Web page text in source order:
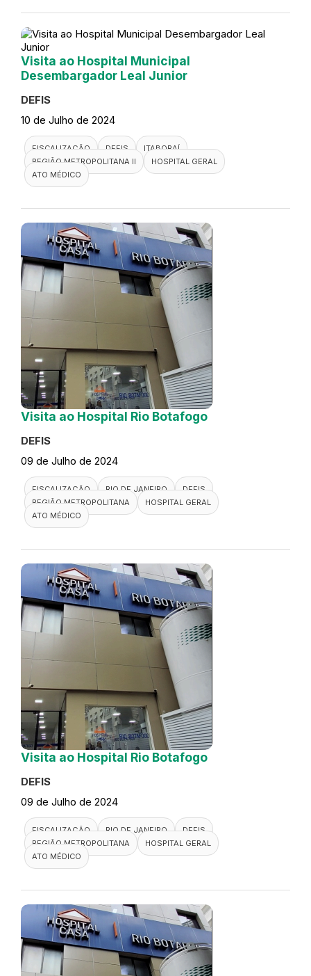
Visita ao Hospital Municipal
Desembargador Leal Junior
DEFIS
10 de Julho de 2024
FISCALIZAÇÃO DEFIS
ITABORAÍ
REGIÃO METROPOLITANA II
HOSPITAL GERAL
ATO MÉDICO
Visita ao Hospital Rio Botafogo
DEFIS
09 de Julho de 2024
FISCALIZAÇÃO RIO DE JANEIRO
DEFIS
REGIÃO METROPOLITANA
HOSPITAL GERAL
ATO MÉDICO
Visita ao Hospital Rio Botafogo
DEFIS
09 de Julho de 2024
FISCALIZAÇÃO RIO DE JANEIRO
DEFIS
REGIÃO METROPOLITANA
HOSPITAL GERAL
ATO MÉDICO